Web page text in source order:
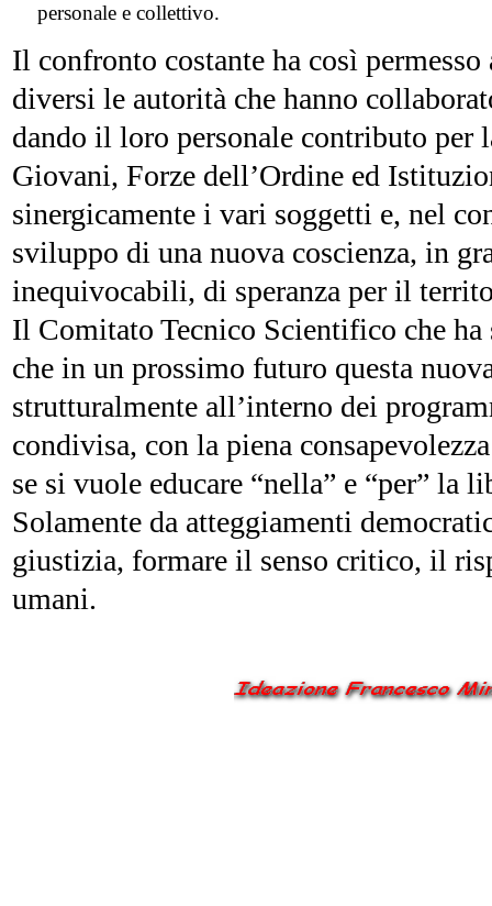
personale e collettivo.
Il confronto costante ha così
diversi le autorità che hanno
dando il loro personale contributo per
Giovani, Forze dell’Ordine ed
sinergicamente i vari soggetti e, nel
sviluppo di una nuova coscienza, in
inequivocabili, di speranza per il
Il Comitato Tecnico Scientifico che
che in un prossimo futuro questa
strutturalmente all’interno dei
condivisa, con la piena
se si vuole educare “nella” e “per” la
Solamente da atteggiamenti
giustizia, formare il senso critico, il
umani.